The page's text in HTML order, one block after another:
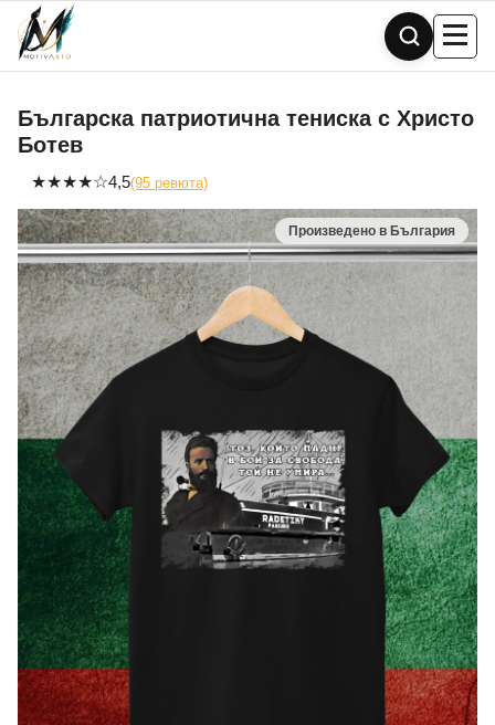
Skip
content
Българска патриотична тениска с Христо
Ботев
★★★★☆4,5(95 ревюта)